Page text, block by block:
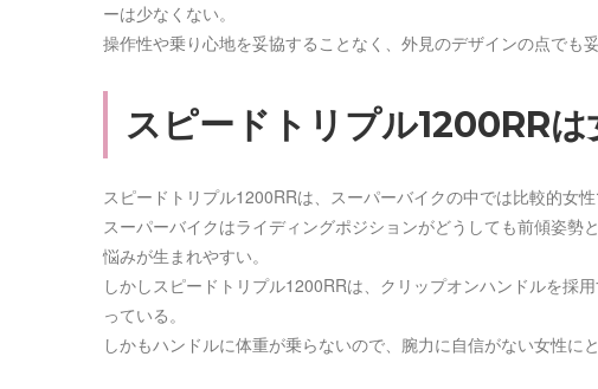
ーは少なくない。
操作性や乗り心地を妥協することなく、外見のデザインの点でも
スピードトリプル1200RR
スピードトリプル1200RRは、スーパーバイクの中では比較的女
スーパーバイクはライディングポジションがどうしても前傾姿勢
悩みが生まれやすい。
しかしスピードトリプル1200RRは、クリップオンハンドルを採
っている。
しかもハンドルに体重が乗らないので、腕力に自信がない女性に